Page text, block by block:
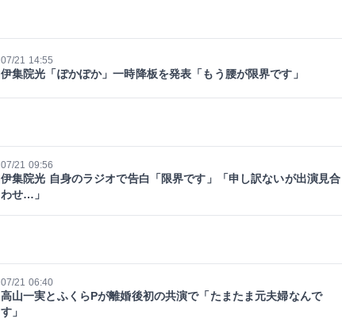
07/21 14:55
伊集院光「ぽかぽか」一時降板を発表「もう腰が限界です」
07/21 09:56
伊集院光 自身のラジオで告白「限界です」「申し訳ないが出演見合
わせ…」
07/21 06:40
高山一実とふくらPが離婚後初の共演で「たまたま元夫婦なんで
す」